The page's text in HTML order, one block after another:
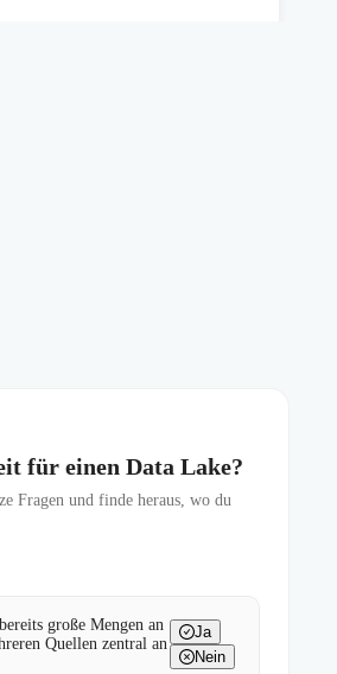
für einen Data Lake?
Fragen und finde heraus, wo du
große Mengen an
Quellen zentral an
Ja
Nein